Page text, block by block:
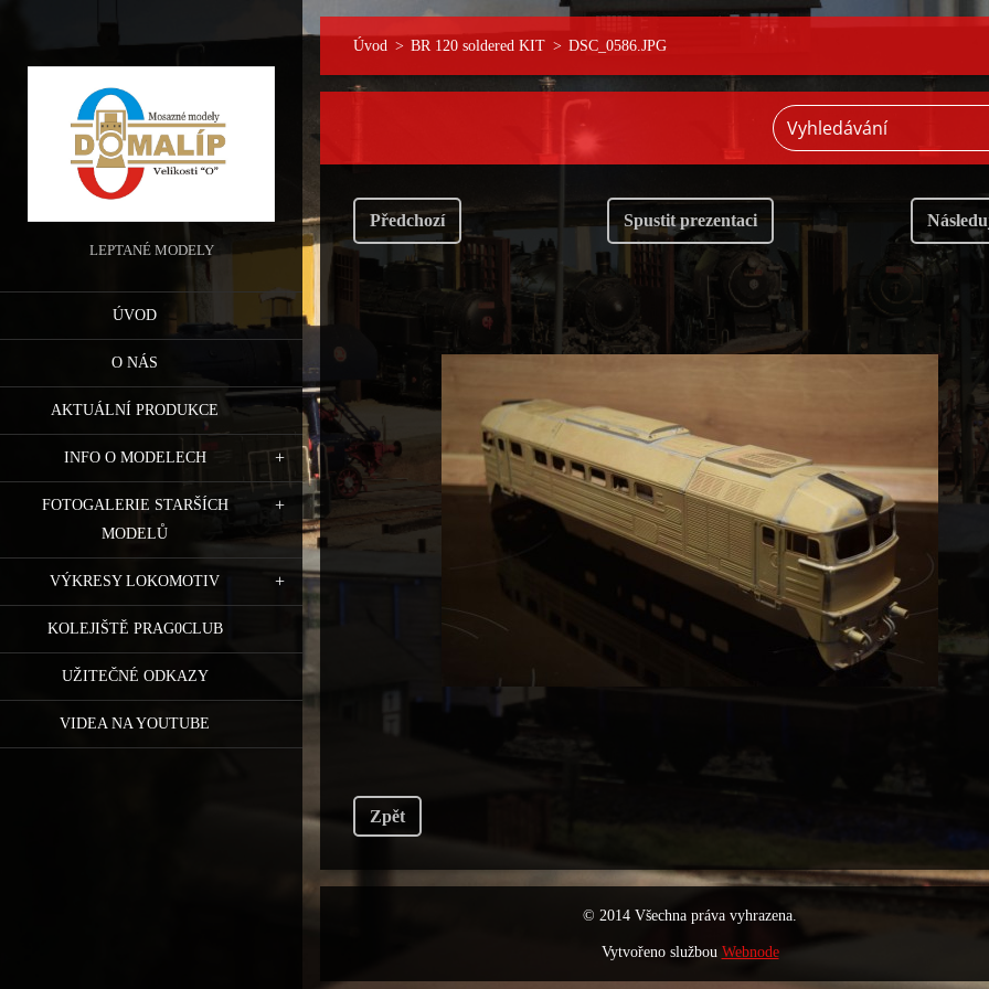
LEPTANÉ MODELY
ÚVOD
O NÁS
AKTUÁLNÍ PRODUKCE
INFO O MODELECH
FOTOGALERIE STARŠÍCH
MODELŮ
VÝKRESY LOKOMOTIV
KOLEJIŠTĚ PRAG0CLUB
UŽITEČNÉ ODKAZY
VIDEA NA YOUTUBE
Úvod > BR 120 soldered KIT > DSC_0586.JPG
Předchozí Spustit prezentaci
Zpět
© 2014 Všechna práva vyhrazena.
Vytvořeno službou Webnode